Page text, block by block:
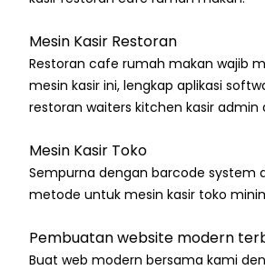
Mesin Kasir Restoran
Restoran cafe rumah makan wajib
mesin kasir ini, lengkap aplikasi
restoran waiters kitchen kasir admin
Mesin Kasir Toko
Sempurna dengan barcode system
metode untuk mesin kasir toko
Pembuatan website modern
Buat web modern bersama kami